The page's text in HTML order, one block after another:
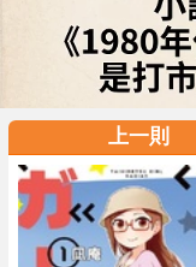
上一則